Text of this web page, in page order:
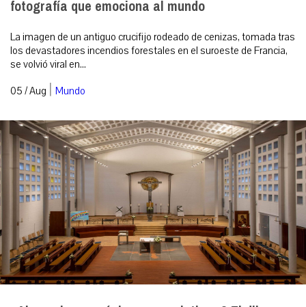
fotografía que emociona al mundo
La imagen de un antiguo crucifijo rodeado de cenizas, tomada tras
los devastadores incendios forestales en el suroeste de Francia,
se volvió viral en...
05 / Aug | Mundo